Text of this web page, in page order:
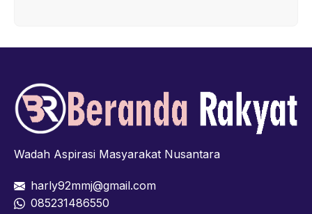
Wadah Aspirasi Masyarakat Nusantara
harly92mmj@gmail.com
085231486550